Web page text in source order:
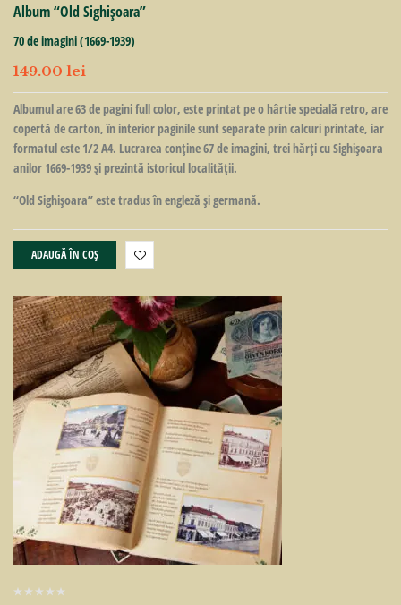
Album “Old Sighişoara”
70 de imagini (1669-1939)
149.00 lei
Albumul are 63 de pagini full color, este printat pe o hârtie specială retro, are
copertă de carton, în interior paginile sunt separate prin calcuri printate, iar
formatul este 1/2 A4. Lucrarea conţine 67 de imagini, trei hărţi cu Sighişoara
anilor 1669-1939 şi prezintă istoricul localităţii.
“Old Sighişoara” este tradus în engleză şi germană.
ADAUGĂ ÎN COȘ